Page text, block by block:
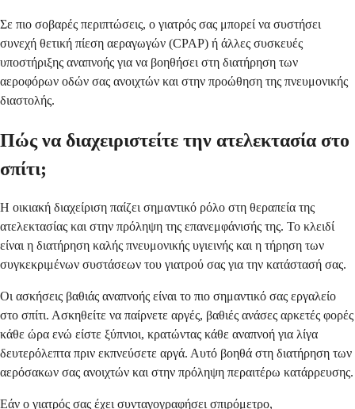
Σε πιο σοβαρές περιπτώσεις, ο γιατρός σας μπορεί να συστήσει
συνεχή θετική πίεση αεραγωγών (CPAP) ή άλλες συσκευές
υποστήριξης αναπνοής για να βοηθήσει στη διατήρηση των
αεροφόρων οδών σας ανοιχτών και στην προώθηση της πνευμονικής
διαστολής.
Πώς να διαχειριστείτε την ατελεκτασία στο
σπίτι;
Η οικιακή διαχείριση παίζει σημαντικό ρόλο στη θεραπεία της
ατελεκτασίας και στην πρόληψη της επανεμφάνισής της. Το κλειδί
είναι η διατήρηση καλής πνευμονικής υγιεινής και η τήρηση των
συγκεκριμένων συστάσεων του γιατρού σας για την κατάστασή σας.
Οι ασκήσεις βαθιάς αναπνοής είναι το πιο σημαντικό σας εργαλείο
στο σπίτι. Ασκηθείτε να παίρνετε αργές, βαθιές ανάσες αρκετές φορές
κάθε ώρα ενώ είστε ξύπνιοι, κρατώντας κάθε αναπνοή για λίγα
δευτερόλεπτα πριν εκπνεύσετε αργά. Αυτό βοηθά στη διατήρηση των
αερόσακων σας ανοιχτών και στην πρόληψη περαιτέρω κατάρρευσης.
Εάν ο γιατρός σας έχει συνταγογραφήσει σπιρόμετρο,